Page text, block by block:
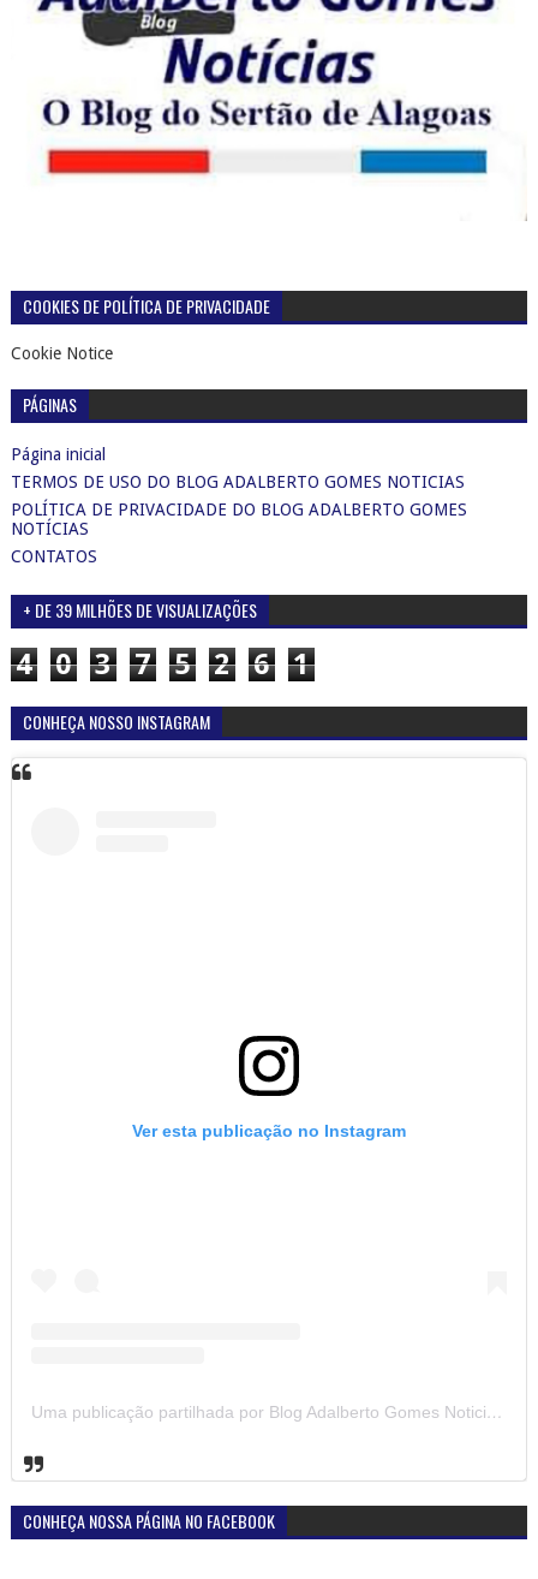
COOKIES DE POLÍTICA DE PRIVACIDADE
Cookie Notice
PÁGINAS
Página inicial
TERMOS DE USO DO BLOG ADALBERTO GOMES NOTICIAS
POLÍTICA DE PRIVACIDADE DO BLOG ADALBERTO GOMES
NOTÍCIAS
CONTATOS
+ DE 39 MILHÕES DE VISUALIZAÇÕES
4 0 3 7 5 2 6 1
CONHEÇA NOSSO INSTAGRAM
Ver esta publicação no Instagram
Uma publicação partilhada por Blog Adalberto Gomes Noticias (@blogadalbertogomesnoticiass)
CONHEÇA NOSSA PÁGINA NO FACEBOOK